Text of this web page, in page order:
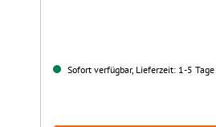
Sofort verfügbar, Lieferzeit: 1-5 Tage